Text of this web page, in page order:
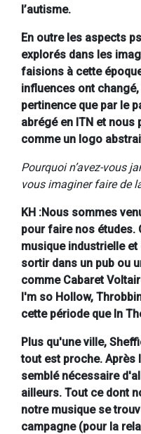
l’autisme.
En outre les aspects
explorés dans les
faisions à cette
influences ont
pertinence que par le
abrégé en ITN et
comme un logo
Pourquoi n’avez-vous
vous imaginer faire de
KH :Nous sommes
pour faire nos études.
musique industrielle
sortir dans un pub ou
comme Cabaret
I'm so Hollow,
cette période que In
Plus qu'une ville,
tout est proche. Après
semblé nécessaire
ailleurs. Tout ce dont
notre musique se
campagne (pour la